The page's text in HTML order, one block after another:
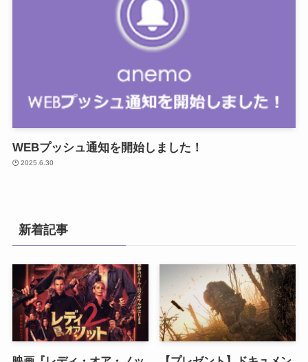
WEBプッシュ通知を開始しました！
2025.6.30
新着記事